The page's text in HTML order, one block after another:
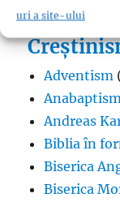
uri a site-ului
Adventism
Anabaptism
Andreas
Biblia în
Biserica
Biserica